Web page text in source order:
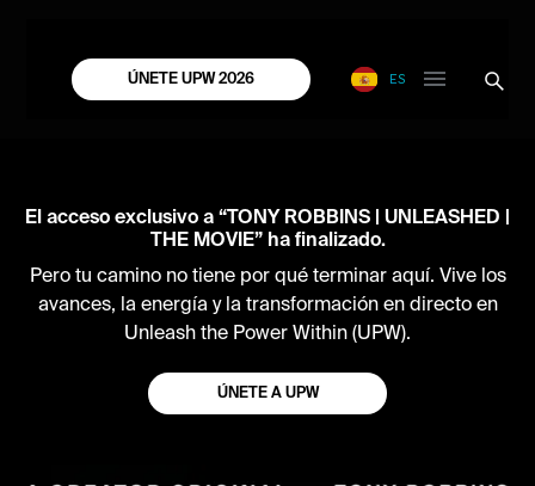
ÚNETE UPW 2026 ES
El acceso exclusivo a “TONY ROBBINS | UNLEASHED |
THE MOVIE” ha finalizado.
Pero tu camino no tiene por qué terminar aquí. Vive los
avances, la energía y la transformación en directo en
Unleash the Power Within (UPW).
ÚNETE A UPW